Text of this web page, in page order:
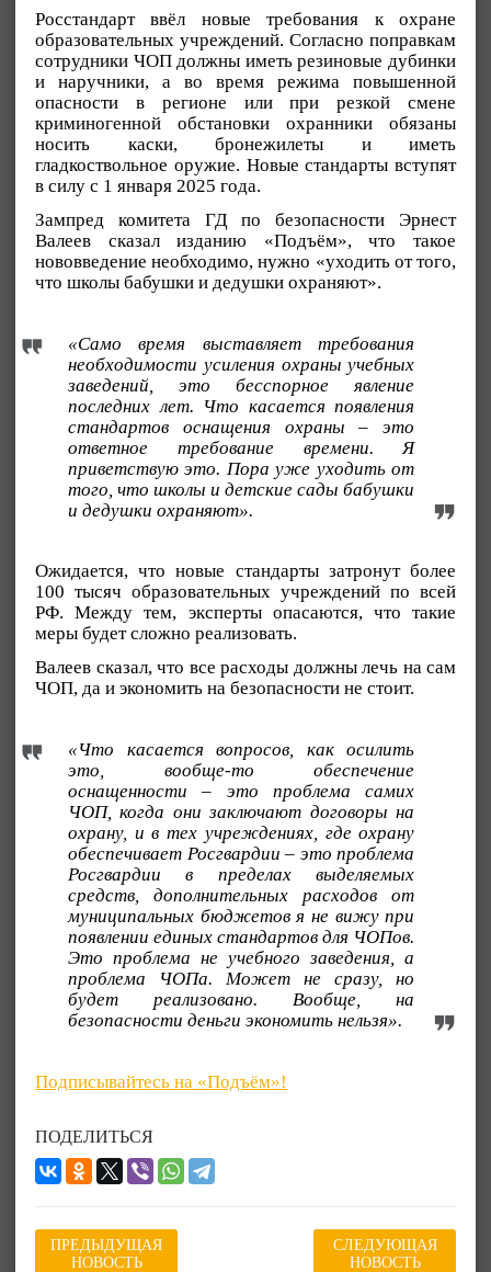
Росстандарт ввёл новые требования к охране
образовательных учреждений. Согласно поправкам
сотрудники ЧОП должны иметь резиновые дубинки
и наручники, а во время режима повышенной
опасности в регионе или при резкой смене
криминогенной обстановки охранники обязаны
носить каски, бронежилеты и иметь
гладкоствольное оружие. Новые стандарты вступят
в силу с 1 января 2025 года.
Зампред комитета ГД по безопасности Эрнест
Валеев сказал изданию «Подъём», что такое
нововведение необходимо, нужно «уходить от того,
что школы бабушки и дедушки охраняют».
«Само время выставляет требования
необходимости усиления охраны учебных
заведений, это бесспорное явление
последних лет. Что касается появления
стандартов оснащения охраны – это
ответное требование времени. Я
приветствую это. Пора уже уходить от
того, что школы и детские сады бабушки
и дедушки охраняют».
Ожидается, что новые стандарты затронут более
100 тысяч образовательных учреждений по всей
РФ. Между тем, эксперты опасаются, что такие
меры будет сложно реализовать.
Валеев сказал, что все расходы должны лечь на сам
ЧОП, да и экономить на безопасности не стоит.
«Что касается вопросов, как осилить
это, вообще-то обеспечение
оснащенности – это проблема самих
ЧОП, когда они заключают договоры на
охрану, и в тех учреждениях, где охрану
обеспечивает Росгвардии – это проблема
Росгвардии в пределах выделяемых
средств, дополнительных расходов от
муниципальных бюджетов я не вижу при
появлении единых стандартов для ЧОПов.
Это проблема не учебного заведения, а
проблема ЧОПа. Может не сразу, но
будет реализовано. Вообще, на
безопасности деньги экономить нельзя».
Подписывайтесь на «Подъём»!
ПОДЕЛИТЬСЯ
ПРЕДЫДУЩАЯ
НОВОСТЬ
СЛЕДУЮЩАЯ
НОВОСТЬ